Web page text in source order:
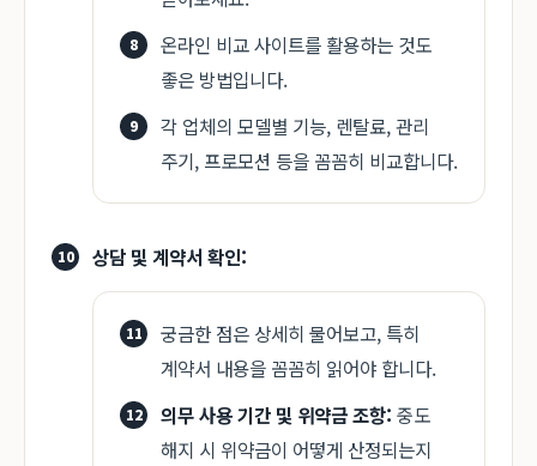
온라인 비교 사이트를 활용하는 것도
좋은 방법입니다.
각 업체의 모델별 기능, 렌탈료, 관리
주기, 프로모션 등을 꼼꼼히 비교합니다.
상담 및 계약서 확인:
궁금한 점은 상세히 물어보고, 특히
계약서 내용을 꼼꼼히 읽어야 합니다.
의무 사용 기간 및 위약금 조항: 중도
해지 시 위약금이 어떻게 산정되는지